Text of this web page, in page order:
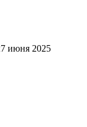
июня 2025